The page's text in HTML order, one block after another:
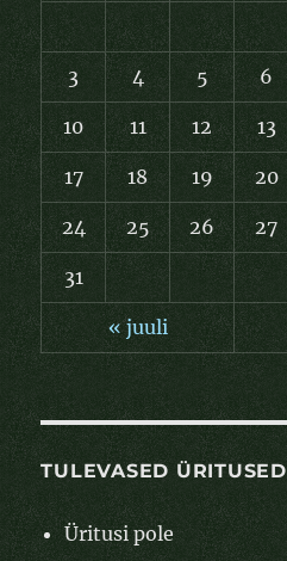
3 4 5 6
10 11 12 13
17 18 19 20
24 25 26 27
31
« juuli
TULEVASED ÜRITUSED
Üritusi pole